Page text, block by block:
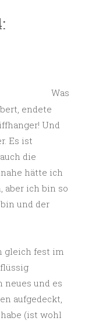
Was
endete
Und
Es ist
die
hätte ich
aber ich bin so
und der
gleich fest im
und es
aufgedeckt,
(ist wohl